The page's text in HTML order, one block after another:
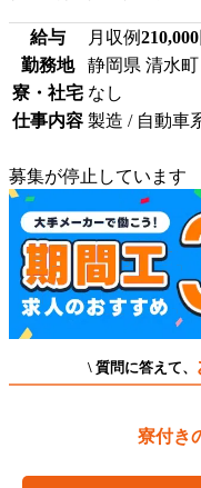
給与 月収例210,000
勤務地
静岡県 清水町
寮・社宅 なし
仕事内容 製造 / 自動車
募集が停止しています
\ 質問に答えて、
寮付き